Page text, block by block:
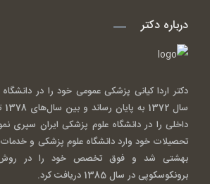
درباره دکتر
دکتر اردا کیانی پزشکی عمومی خود را در
داخلی را در دانشگاه علوم پزشکی ایران سپری
تحصیلات خود وارد دانشگاه علوم پزشکی و
بهشتی شد و فوق تخصص خود را در
برونکوسکوپی در سال 1385 دریافت کرد.